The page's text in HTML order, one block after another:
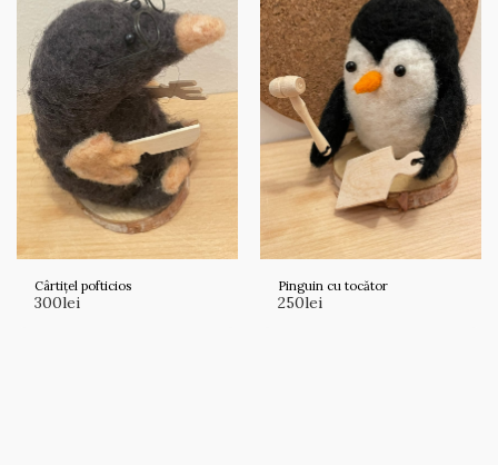
Cârtițel pofticios
300lei
Pinguin cu tocător
250lei